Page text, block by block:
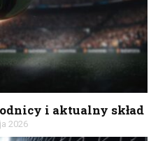
i aktualny skład
2026